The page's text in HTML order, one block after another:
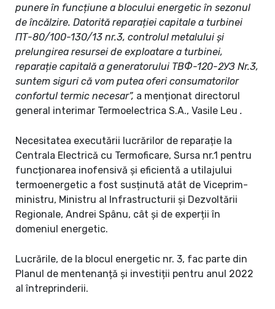
punere în funcțiune a blocului energetic în sezonul
de încălzire. Datorită reparației capitale a turbinei
ПТ-80/100-130/13 nr.3, controlul metalului și
prelungirea resursei de exploatare a turbinei,
reparație capitală a generatorului TВФ-120-2УЗ Nr.3,
suntem siguri că vom putea oferi consumatorilor
confortul termic necesar”, a menționat directorul
general interimar Termoelectrica S.A., Vasile Leu .
Necesitatea executării lucrărilor de reparație la
Centrala Electrică cu Termoficare, Sursa nr.1 pentru
funcționarea inofensivă și eficientă a utilajului
termoenergetic a fost susținută atât de Viceprim-
ministru, Ministru al Infrastructurii și Dezvoltării
Regionale, Andrei Spânu, cât și de experții în
domeniul energetic.
Lucrările, de la blocul energetic nr. 3, fac parte din
Planul de mentenanță și investiții pentru anul 2022
al întreprinderii.